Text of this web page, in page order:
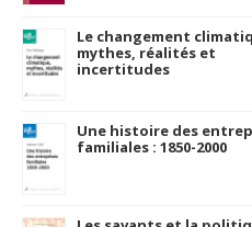
Le changement
mythes, réalités et
incertitudes
Une histoire des
familiales : 1850-2000